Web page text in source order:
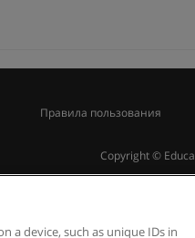
Правила пользования
Copyright ©
a device, such as unique IDs in